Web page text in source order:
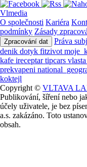
Vlmedia
O společnosti Kariéra
podmínky Zásady
Zpracování dat
Práva
denik dotyk fitzivot
kafe ireceptartipcars vlasta
prekvapeni
koktejl
Copyright © VLTAVA
Publikování, šíření nebo
účely uživatele, je bez
a.s. zakázáno. Toto
obsah.